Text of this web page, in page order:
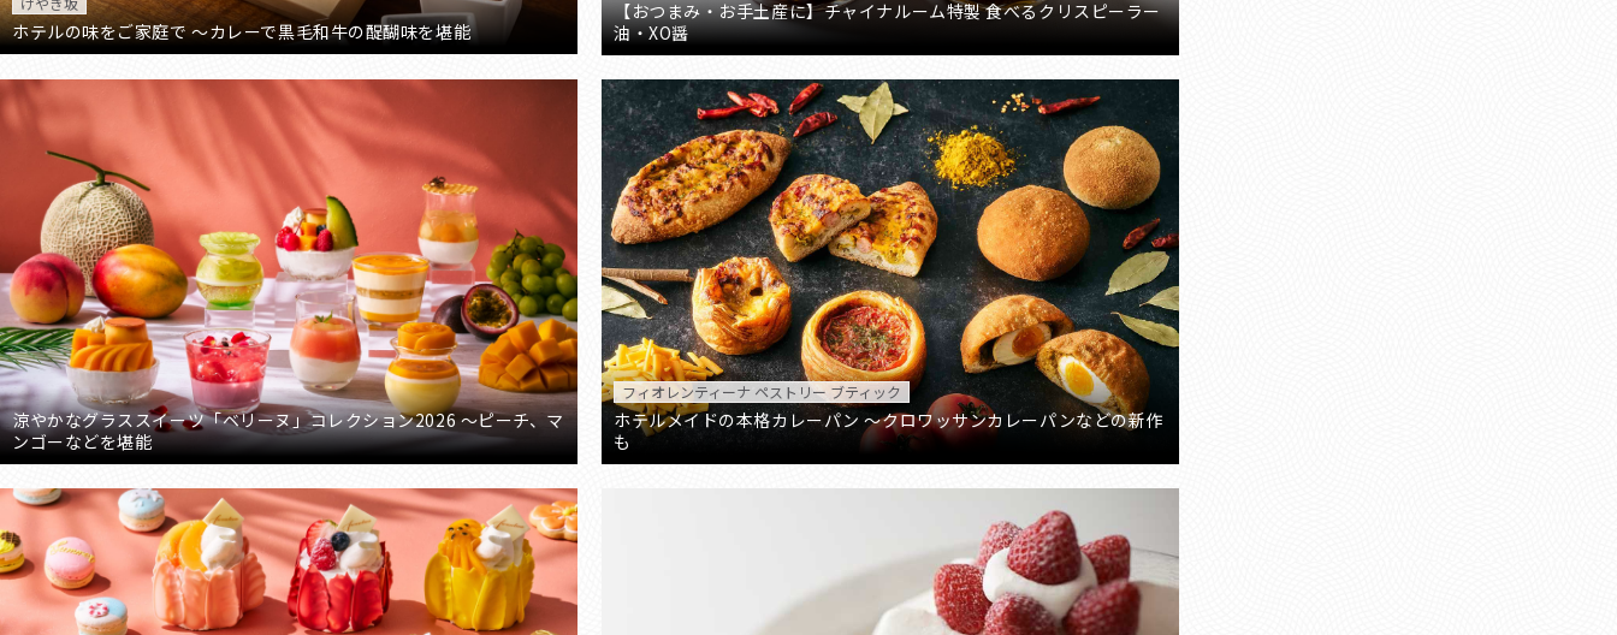
ホテルの味をご家庭で ～カレーで黒毛和牛の醍醐味を堪能
【おつまみ・お手土産に】チャイナルーム特製 食べるクリスピーラー
油・XO醤
涼やかなグラススイーツ「ベリーヌ」コレクション2026 ～ピーチ、マ
ンゴーなどを堪能
フィオレンティーナ ペストリー ブティック
ホテルメイドの本格カレーパン ～クロワッサンカレーパンなどの新作
も